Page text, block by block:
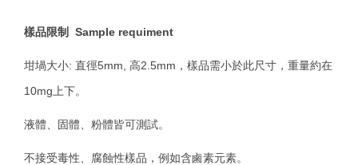
樣品限制 Sample requiment
坩堝大小: 直徑5mm, 高2.5mm，樣品需小於此尺寸，重量約在
10mg上下。
液體、固體、粉體皆可測試。
不接受毒性、腐蝕性樣品，例如含鹵素元素。